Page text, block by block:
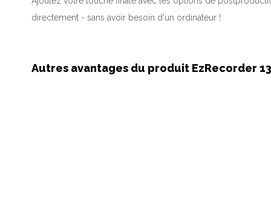
directement - sans avoir besoin d'un ordinateur !
Autres avantages du produit EzRecorder